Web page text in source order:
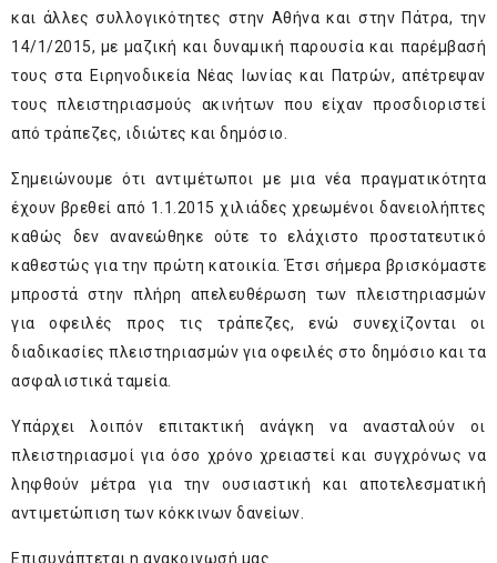
και άλλες συλλογικότητες στην Αθήνα και στην Πάτρα, την
14/1/2015, με μαζική και δυναμική παρουσία και παρέμβασή
τους στα Ειρηνοδικεία Νέας Ιωνίας και Πατρών, απέτρεψαν
τους πλειστηριασμούς ακινήτων που είχαν προσδιοριστεί
από τράπεζες, ιδιώτες και δημόσιο.
Σημειώνουμε ότι αντιμέτωποι με μια νέα πραγματικότητα
έχουν βρεθεί από 1.1.2015 χιλιάδες χρεωμένοι δανειολήπτες
καθώς δεν ανανεώθηκε ούτε το ελάχιστο προστατευτικό
καθεστώς για την πρώτη κατοικία. Έτσι σήμερα βρισκόμαστε
μπροστά στην πλήρη απελευθέρωση των πλειστηριασμών
για οφειλές προς τις τράπεζες, ενώ συνεχίζονται οι
διαδικασίες πλειστηριασμών για οφειλές στο δημόσιο και τα
ασφαλιστικά ταμεία.
Υπάρχει λοιπόν επιτακτική ανάγκη να ανασταλούν οι
πλειστηριασμοί για όσο χρόνο χρειαστεί και συγχρόνως να
ληφθούν μέτρα για την ουσιαστική και αποτελεσματική
αντιμετώπιση των κόκκινων δανείων.
Επισυνάπτεται η ανακοινωσή μας